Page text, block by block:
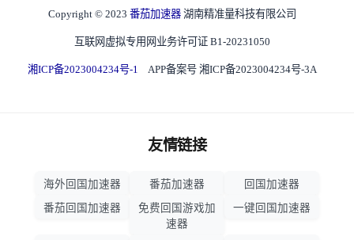
Copyright © 2023 番茄加速器 湖南精准量科技有限公司
互联网虚拟专用网业务许可证 B1-20231050
湘ICP备2023004234号-1 APP备案号 湘ICP备2023004234号-3A
友情链接
海外回国加速器 番茄加速器
回国加速器
番茄回国加速器
免费回国游戏加
速器
一键回国加速器